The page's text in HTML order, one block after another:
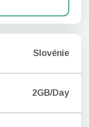
Slovénie
2GB/Day